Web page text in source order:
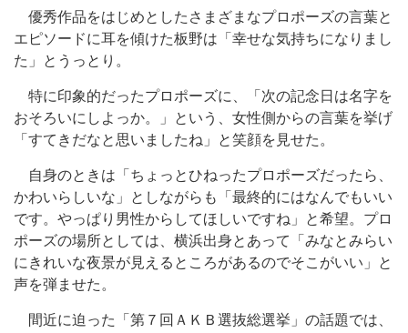
優秀作品をはじめとしたさまざまなプロポーズの言葉と
エピソードに耳を傾けた板野は「幸せな気持ちになりまし
た」とうっとり。
特に印象的だったプロポーズに、「次の記念日は名字を
おそろいにしよっか。」という、女性側からの言葉を挙げ
「すてきだなと思いましたね」と笑顔を見せた。
自身のときは「ちょっとひねったプロポーズだったら、
かわいらしいな」としながらも「最終的にはなんでもいい
です。やっぱり男性からしてほしいですね」と希望。プロ
ポーズの場所としては、横浜出身とあって「みなとみらい
にきれいな夜景が見えるところがあるのでそこがいい」と
声を弾ませた。
間近に迫った「第７回ＡＫＢ選抜総選挙」の話題では、